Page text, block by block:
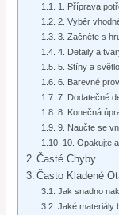
1. Příprava
2. Výběr
3. Začněte s
4. Detaily a
5. Stíny a světlo
6. Barevné
7. Dodatečné
8. Konečná
9. Naučte se
10. Opakujte
Časté Chyby
Často Kladené
Jak snadno
Jaké materiály